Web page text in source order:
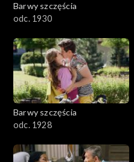
Barwy szczęścia
odc. 1930
Barwy szczęścia
odc. 1928